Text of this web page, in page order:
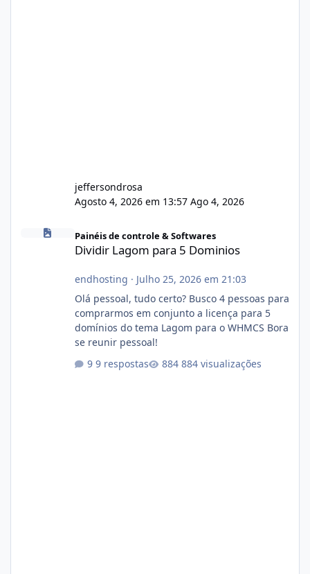
jeffersondrosa
Agosto 4, 2026 em 13:57 Ago 4, 2026
Painéis de controle & Softwares
Dividir Lagom para 5 Dominios
endhosting · Julho 25, 2026 em 21:03
Olá pessoal, tudo certo? Busco 4 pessoas para
comprarmos em conjunto a licença para 5
domínios do tema Lagom para o WHMCS Bora
se reunir pessoal!
9 respostas
884 visualizações